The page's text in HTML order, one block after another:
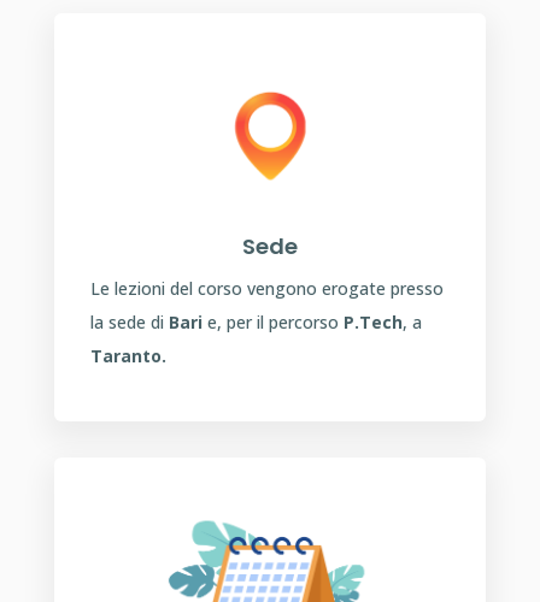
Sede
Le lezioni del corso vengono erogate presso
la sede di Bari e, per il percorso P.Tech, a
Taranto.